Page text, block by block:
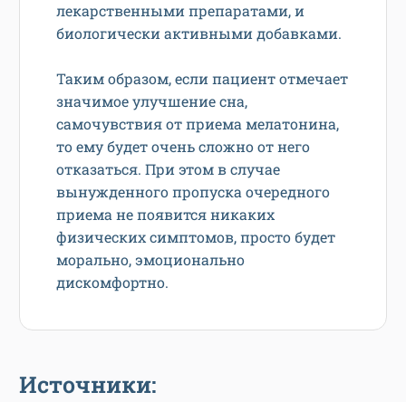
лекарственными препаратами, и
биологически активными добавками.
Таким образом, если пациент отмечает
значимое улучшение сна,
самочувствия от приема мелатонина,
то ему будет очень сложно от него
отказаться. При этом в случае
вынужденного пропуска очередного
приема не появится никаких
физических симптомов, просто будет
морально, эмоционально
дискомфортно.
Источники: